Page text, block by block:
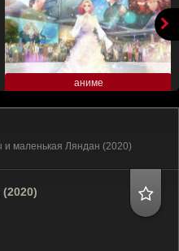
аниме
и маленькая Ляндан (2020)